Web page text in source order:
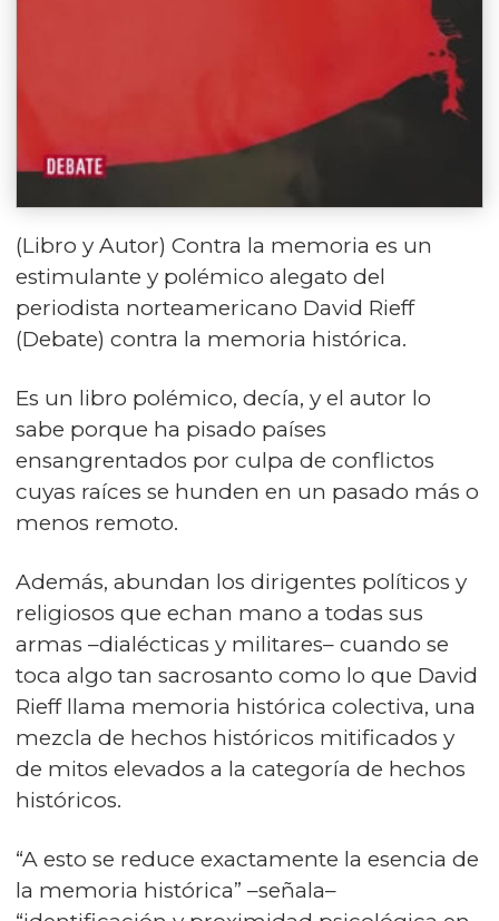
(Libro y Autor) Contra la memoria es un
estimulante y polémico alegato del
periodista norteamericano David Rieff
(Debate) contra la memoria histórica.
Es un libro polémico, decía, y el autor lo
sabe porque ha pisado países
ensangrentados por culpa de conflictos
cuyas raíces se hunden en un pasado más o
menos remoto.
Además, abundan los dirigentes políticos y
religiosos que echan mano a todas sus
armas –dialécticas y militares– cuando se
toca algo tan sacrosanto como lo que David
Rieff llama memoria histórica colectiva, una
mezcla de hechos históricos mitificados y
de mitos elevados a la categoría de hechos
históricos.
“A esto se reduce exactamente la esencia de
la memoria histórica” –señala–